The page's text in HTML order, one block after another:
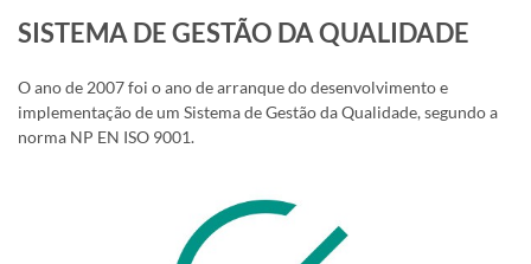
SISTEMA DE GESTÃO DA QUALIDADE
O ano de 2007 foi o ano de arranque do desenvolvimento e
implementação de um Sistema de Gestão da Qualidade, segundo a
norma NP EN ISO 9001.